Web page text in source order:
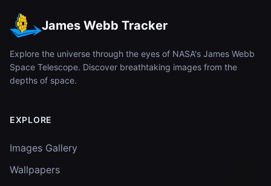
James Webb Tracker
Explore the universe through the eyes of NASA's James Webb
Space Telescope. Discover breathtaking images from the
depths of space.
EXPLORE
Images Gallery
Wallpapers